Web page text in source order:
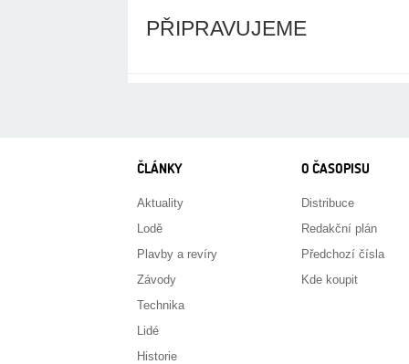
PŘIPRAVUJEME
ČLÁNKY
Aktuality
Lodě
Plavby a revíry
Závody
Technika
Lidé
Historie
O ČASOPISU
Distribuce
Redakční plán
Předchozí čísla
Kde koupit